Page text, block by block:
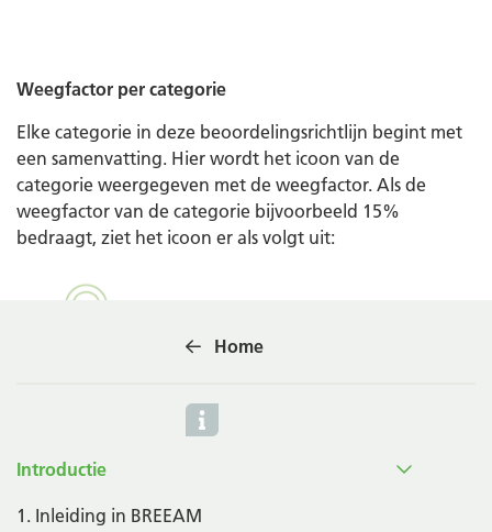
Weegfactor per categorie
Elke categorie in deze beoordelingsrichtlijn begint met
een samenvatting. Hier wordt het icoon van de
categorie weergegeven met de weegfactor. Als de
weegfactor van de categorie bijvoorbeeld 15%
bedraagt, ziet het icoon er als volgt uit:
Home
Introductie
1. Inleiding in BREEAM